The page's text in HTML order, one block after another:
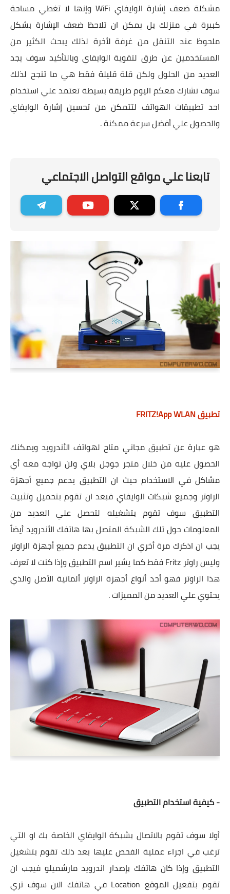
مشكلة ضعف إشارة الوايفاي WiFi وإنها لا تغطي مساحة
كبيرة في منزلك بل يمكن ان تلاحظ ضعف الإشارة بشكل
ملحوظ عند التنقل من غرفة لأخرة لذلك يبحث الكثير من
المستخدمين عن طرق لتقوية الوايفاي وبالتأكيد سوف يجد
العديد من الحلول ولكن قلة قليلة فقط هي ما تنجح لذلك
سوف نشارك معكم اليوم طريقة بسيطة تعتمد علي استخدام
احد تطبيقات الهواتف لتتمكن من تحسين إشارة الوايفاي
والحصول علي أفضل سرعة ممكنة .
تابعنا علي مواقع التواصل الاجتماعي
تطبيق FRITZ!App WLAN
هو عبارة عن تطبيق مجاني متاح لهواتف الأندرويد ويمكنك
الحصول عليه من خلال متجر جوجل بلاي ولن تواجه معه أي
مشاكل في الاستخدام حيث ان التطبيق يدعم جميع أجهزة
الراوتر وجميع شبكات الوايفاي فبعد ان تقوم بتحميل وتثبيت
التطبيق سوف تقوم بتشغيله لتحصل علي العديد من
المعلومات حول تلك الشبكة المتصل بها هاتفك الأندرويد أيضاً
يجب ان اذكرك مرة أخري ان التطبيق يدعم جميع أجهزة الراوتر
وليس راوتر Fritz فقط كما يشير اسم التطبيق وإذا كنت لا تعرف
هذا الراوتر فهو أحد أنواع أجهزة الراوتر ألمانية الأصل والذي
يحتوي علي العديد من المميزات .
- كيفية استخدام التطبيق
أولا سوف تقوم بالاتصال بشبكة الوايفاي الخاصة بك او التي
ترغب في اجراء عملية الفحص عليها بعد ذلك تقوم بتشغيل
التطبيق وإذا كان هاتفك بإصدار اندرويد مارشميلو فيجب ان
تقوم بتفعيل الموقع Location في هاتفك الان سوف تري